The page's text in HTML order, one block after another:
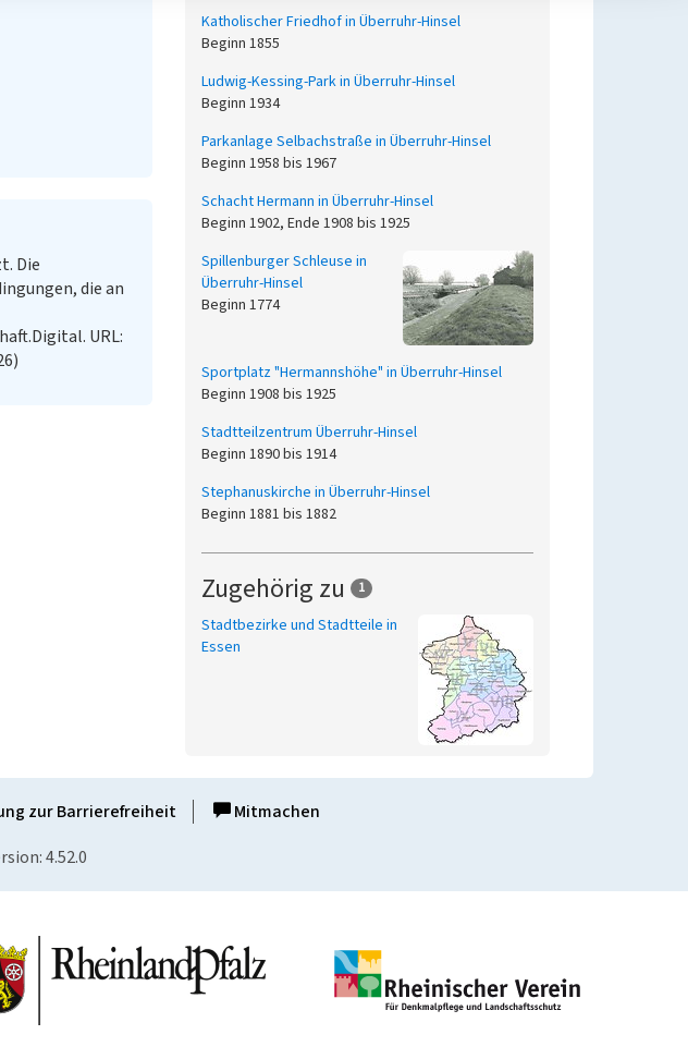
Die
die an
URL:
Katholischer Friedhof in Überruhr-Hinsel
Beginn 1855
Ludwig-Kessing-Park in Überruhr-Hinsel
Beginn 1934
Parkanlage Selbachstraße in Überruhr-Hinsel
Beginn 1958 bis 1967
Schacht Hermann in Überruhr-Hinsel
Beginn 1902, Ende 1908 bis 1925
Spillenburger Schleuse in
Überruhr-Hinsel
Beginn 1774
Sportplatz "Hermannshöhe" in Überruhr-Hinsel
Beginn 1908 bis 1925
Stadtteilzentrum Überruhr-Hinsel
Beginn 1890 bis 1914
Stephanuskirche in Überruhr-Hinsel
Beginn 1881 bis 1882
Zugehörig zu 1
Stadtbezirke und Stadtteile in
Essen
zur Barrierefreiheit
Mitmachen
4.52.0